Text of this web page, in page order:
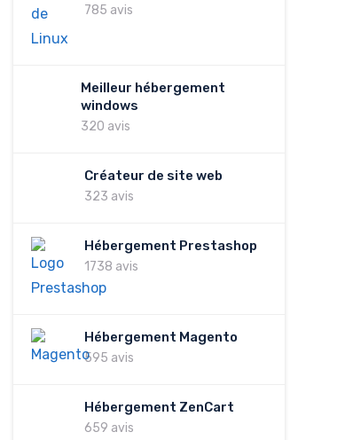
785 avis
Meilleur hébergement
windows
320 avis
Créateur de site web
323 avis
Hébergement Prestashop
1738 avis
Hébergement Magento
595 avis
Hébergement ZenCart
659 avis